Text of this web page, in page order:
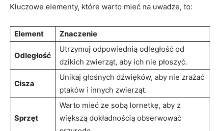
Kluczowe elementy, które warto mieć na uwadze, to:
Element Znaczenie
Odległość
Utrzymuj odpowiednią odległość od
dzikich zwierząt, aby ich nie płoszyć.
Cisza
Unikaj głośnych dźwięków, aby nie zrażać
ptaków i innych zwierząt.
Sprzęt
Warto mieć ze sobą lornetkę, aby z
większą dokładnością obserwować